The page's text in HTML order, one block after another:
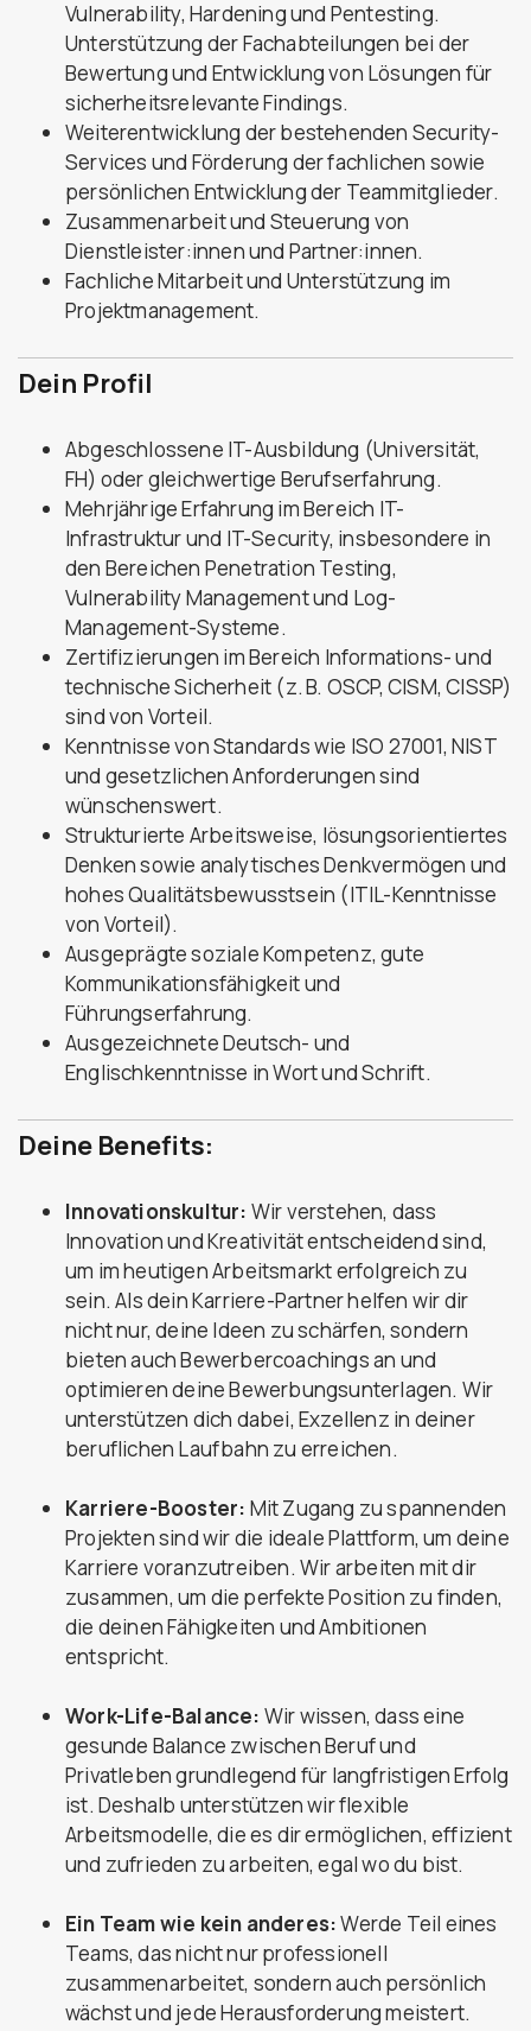
Vulnerability, Hardening und Pentesting.
Unterstützung der Fachabteilungen bei der
Bewertung und Entwicklung von Lösungen für
sicherheitsrelevante Findings.
Weiterentwicklung der bestehenden Security-
Services und Förderung der fachlichen sowie
persönlichen Entwicklung der Teammitglieder.
Zusammenarbeit und Steuerung von
Dienstleister:innen und Partner:innen.
Fachliche Mitarbeit und Unterstützung im
Projektmanagement.
Dein Profil
Abgeschlossene IT-Ausbildung (Universität,
FH) oder gleichwertige Berufserfahrung.
Mehrjährige Erfahrung im Bereich IT-
Infrastruktur und IT-Security, insbesondere in
den Bereichen Penetration Testing,
Vulnerability Management und Log-
Management-Systeme.
Zertifizierungen im Bereich Informations- und
technische Sicherheit (z. B. OSCP, CISM, CISSP)
sind von Vorteil.
Kenntnisse von Standards wie ISO 27001, NIST
und gesetzlichen Anforderungen sind
wünschenswert.
Strukturierte Arbeitsweise, lösungsorientiertes
Denken sowie analytisches Denkvermögen und
hohes Qualitätsbewusstsein (ITIL-Kenntnisse
von Vorteil).
Ausgeprägte soziale Kompetenz, gute
Kommunikationsfähigkeit und
Führungserfahrung.
Ausgezeichnete Deutsch- und
Englischkenntnisse in Wort und Schrift.
Deine Benefits:
Innovationskultur: Wir verstehen, dass
Innovation und Kreativität entscheidend sind,
um im heutigen Arbeitsmarkt erfolgreich zu
sein. Als dein Karriere-Partner helfen wir dir
nicht nur, deine Ideen zu schärfen, sondern
bieten auch Bewerbercoachings an und
optimieren deine Bewerbungsunterlagen. Wir
unterstützen dich dabei, Exzellenz in deiner
beruflichen Laufbahn zu erreichen.
Karriere-Booster: Mit Zugang zu spannenden
Projekten sind wir die ideale Plattform, um deine
Karriere voranzutreiben. Wir arbeiten mit dir
zusammen, um die perfekte Position zu finden,
die deinen Fähigkeiten und Ambitionen
entspricht.
Work-Life-Balance: Wir wissen, dass eine
gesunde Balance zwischen Beruf und
Privatleben grundlegend für langfristigen Erfolg
ist. Deshalb unterstützen wir flexible
Arbeitsmodelle, die es dir ermöglichen, effizient
und zufrieden zu arbeiten, egal wo du bist.
Ein Team wie kein anderes:Werde Teil eines
Teams, das nicht nur professionell
zusammenarbeitet, sondern auch persönlich
wächst und jede Herausforderung meistert.